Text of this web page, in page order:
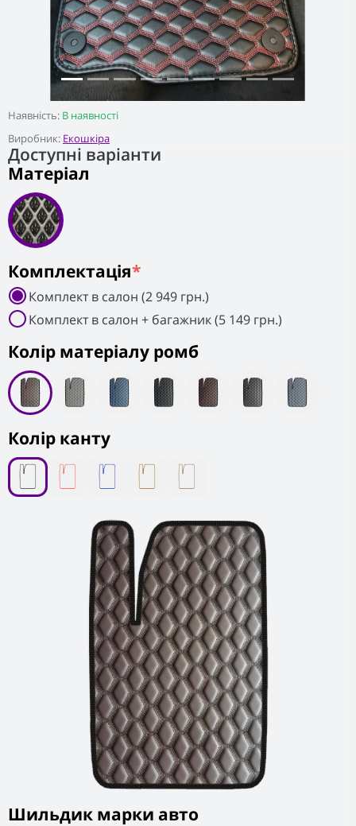
Наявність: В наявності
Виробник: Екошкіра
Доступні варіанти
Матеріал
Колiр матеріалу ромб
Колір канту
Шильдик марки авто
Комплектація*
Комплект в салон (2 949 грн.)
Комплект в салон + багажник (5 149 грн.)